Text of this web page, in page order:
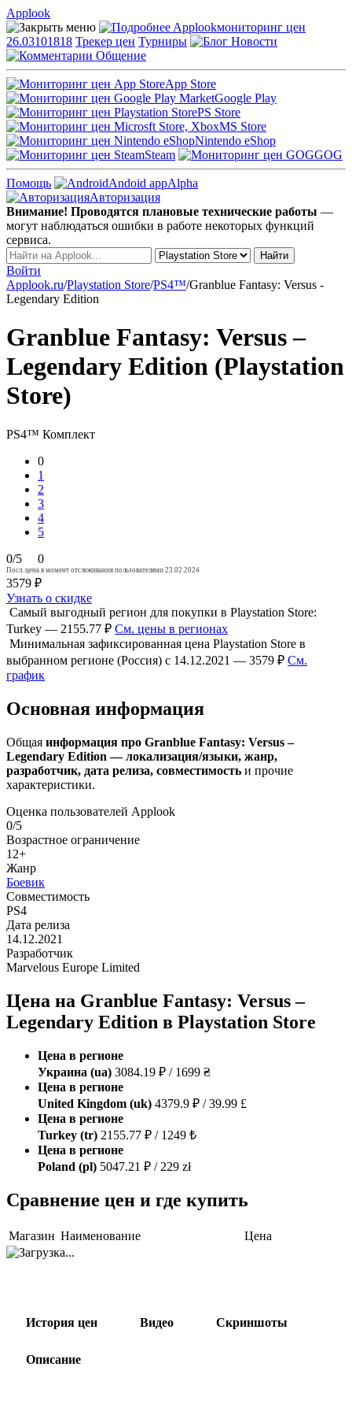
Applook
Applookмониторинг цен
26.03101818 Трекер цен Турниры
Новости
Общение
App Store
Google Play
PS Store
MS Store
Nintendo eShop
Steam
GOG
Помощь Andoid appAlpha
Авторизация
Внимание! Проводятся плановые технические работы —
могут наблюдаться ошибки в работе некоторых функций
сервиса.
Войти
Applook.ru/Playstation Store/PS4™/Granblue Fantasy: Versus -
Legendary Edition
Granblue Fantasy: Versus –
Legendary Edition (Playstation
Store)
PS4™ Комплект
0
1
2
3
4
5
0/5 0
Посл. цена в момент отслеживания пользователями 23.02.2024
3579 ₽
Узнать о скидке
Самый выгодный регион для покупки в Playstation Store:
Turkey — 2155.77 ₽ См. цены в регионах
Минимальная зафиксированная цена Playstation Store в
выбранном регионе (Россия) с 14.12.2021 — 3579 ₽ См.
график
Основная информация
Общая информация про Granblue Fantasy: Versus –
Legendary Edition — локализация/языки, жанр,
разработчик, дата релиза, совместимость и прочие
характеристики.
Оценка пользователей Applook
0/5
Возрастное ограничение
12+
Жанр
Боевик
Совместимость
PS4
Дата релиза
14.12.2021
Разработчик
Marvelous Europe Limited
Цена на Granblue Fantasy: Versus –
Legendary Edition в Playstation Store
Цена в регионе
Украина (ua) 3084.19 ₽ / 1699 ₴
Цена в регионе
United Kingdom (uk) 4379.9 ₽ / 39.99 £
Цена в регионе
Turkey (tr) 2155.77 ₽ / 1249 ₺
Цена в регионе
Poland (pl) 5047.21 ₽ / 229 zł
Сравнение цен и где купить
Магазин Наименование Цена
История цен Видео Скриншоты
Описание